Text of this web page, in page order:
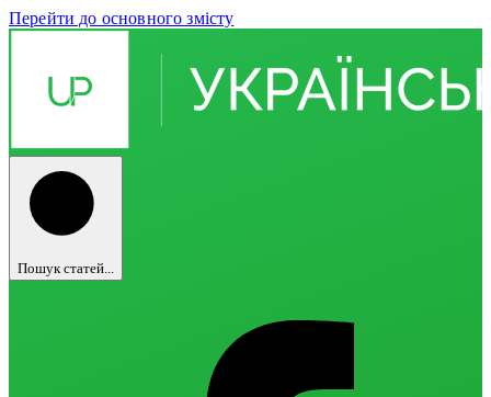
Перейти до основного змісту
Пошук статей...